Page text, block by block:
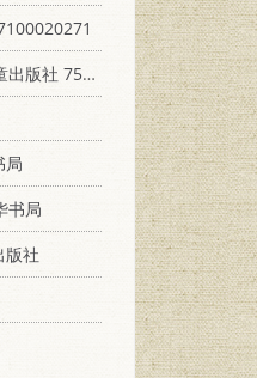
7500739117
局
书局
版社